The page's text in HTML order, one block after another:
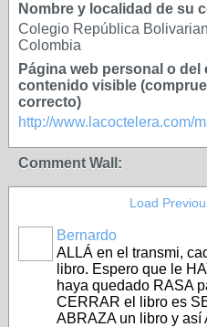
Nombre y localidad de su
Colegio República
Colombia
Página web personal o
contenido visible
correcto)
http://www.lacoctelera.com/
Comment Wall:
Load
Bernardo
ALLÁ en el transmi,
libro. Espero que le
haya quedado RASA
CERRAR el libro es
ABRAZA un libro y así